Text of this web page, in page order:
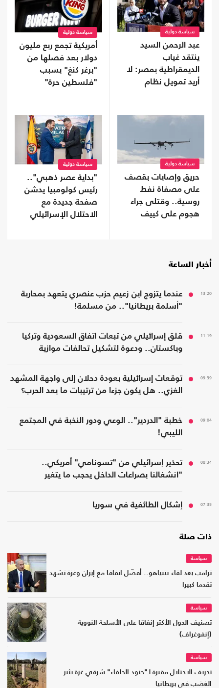
سياسة دولية
عبد الرحمن السيد
ينتقد غياب
الديمقراطية بمصر: لا
أريد تمويل نظام
سياسة دولية
أمريكية تجمع ربع مليون
دولار بعد فصلها من
"برغر كنغ" بسبب
"فلسطين حرة"
سياسة دولية
حريق وإصابات بقصف
على مصفاة نفط
روسية.. وقتلى جراء
هجوم على كييف
سياسة دولية
"بداية عصر ذهبي"..
رئيس كولومبيا يدشن
صفحة جديدة مع
الاحتلال الإسرائيلي
أخبار الساعة
13:20
عندما يتزوج ابن زعيم حزب عنصري يتعهد بمحاربة
"أسلمة بريطانيا".. من مسلمة!
11:19
قلق إسرائيلي من تبعات اتفاق السعودية وتركيا
وباكستان.. ودعوة لتشكيل تحالفات موازية
09:39
توقعات إسرائيلية بعودة دحلان إلى واجهة المشهد
الغزي.. هل يكون جزءا من ترتيبات ما بعد الحرب؟
09:04
خطبة "الدردير".. الوعي ودور النخبة في المجتمع
الليبي!
08:34
تحذير إسرائيلي من "تسونامي" أمريكي..
"انشغالنا بصراعات الداخل يحجب ما يتغير
07:35 إشكال الطائفية في سوريا
ذات صلة
سياسة
ترامب بعد لقاء نتنياهو.. أفضّل اتفاقا مع إيران وغزة تشهد
تقدما كبيرا
سياسة
تصنيف الدول الأكثر إنفاقا على الأسلحة النووية
(إنفوغراف)
سياسة
تجريف الاحتلال مقبرة لـ"جنود الحلفاء" شرقي غزة يثير
الغضب في بريطانيا